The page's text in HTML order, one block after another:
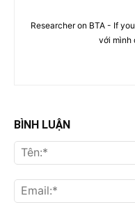
Researcher on BTA - If
với mình
BÌNH LUẬN